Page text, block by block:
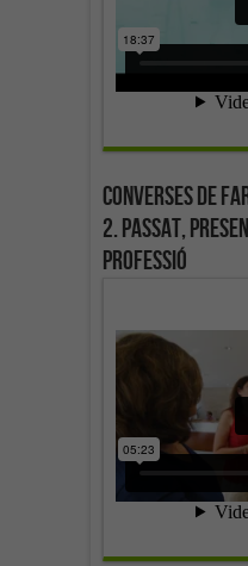
Converses de
2. Passat,
professió